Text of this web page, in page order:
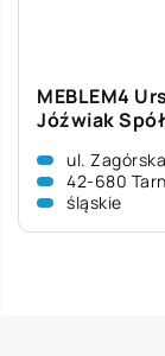
MEBLEM4
Jóźwiak
ul.
42-680
śląskie